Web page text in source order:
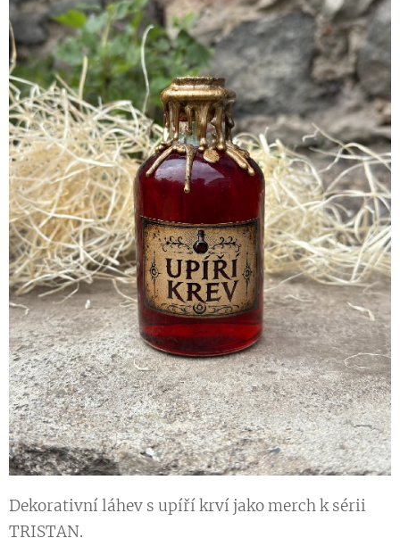
Dekorativní láhev s upíří krví jako merch k sérii
TRISTAN.